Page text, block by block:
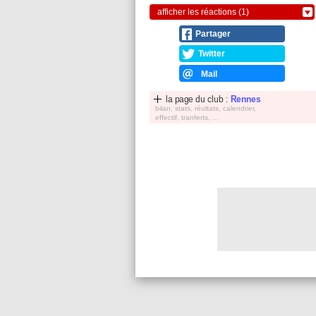
afficher les réactions (1)
Partager
Twitter
Mail
la page du club : Rennes
bilan, stats, réultats, calendrier,
effectif, tranferts, ...